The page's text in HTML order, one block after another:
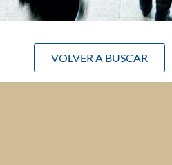
VOLVER A BUSCAR